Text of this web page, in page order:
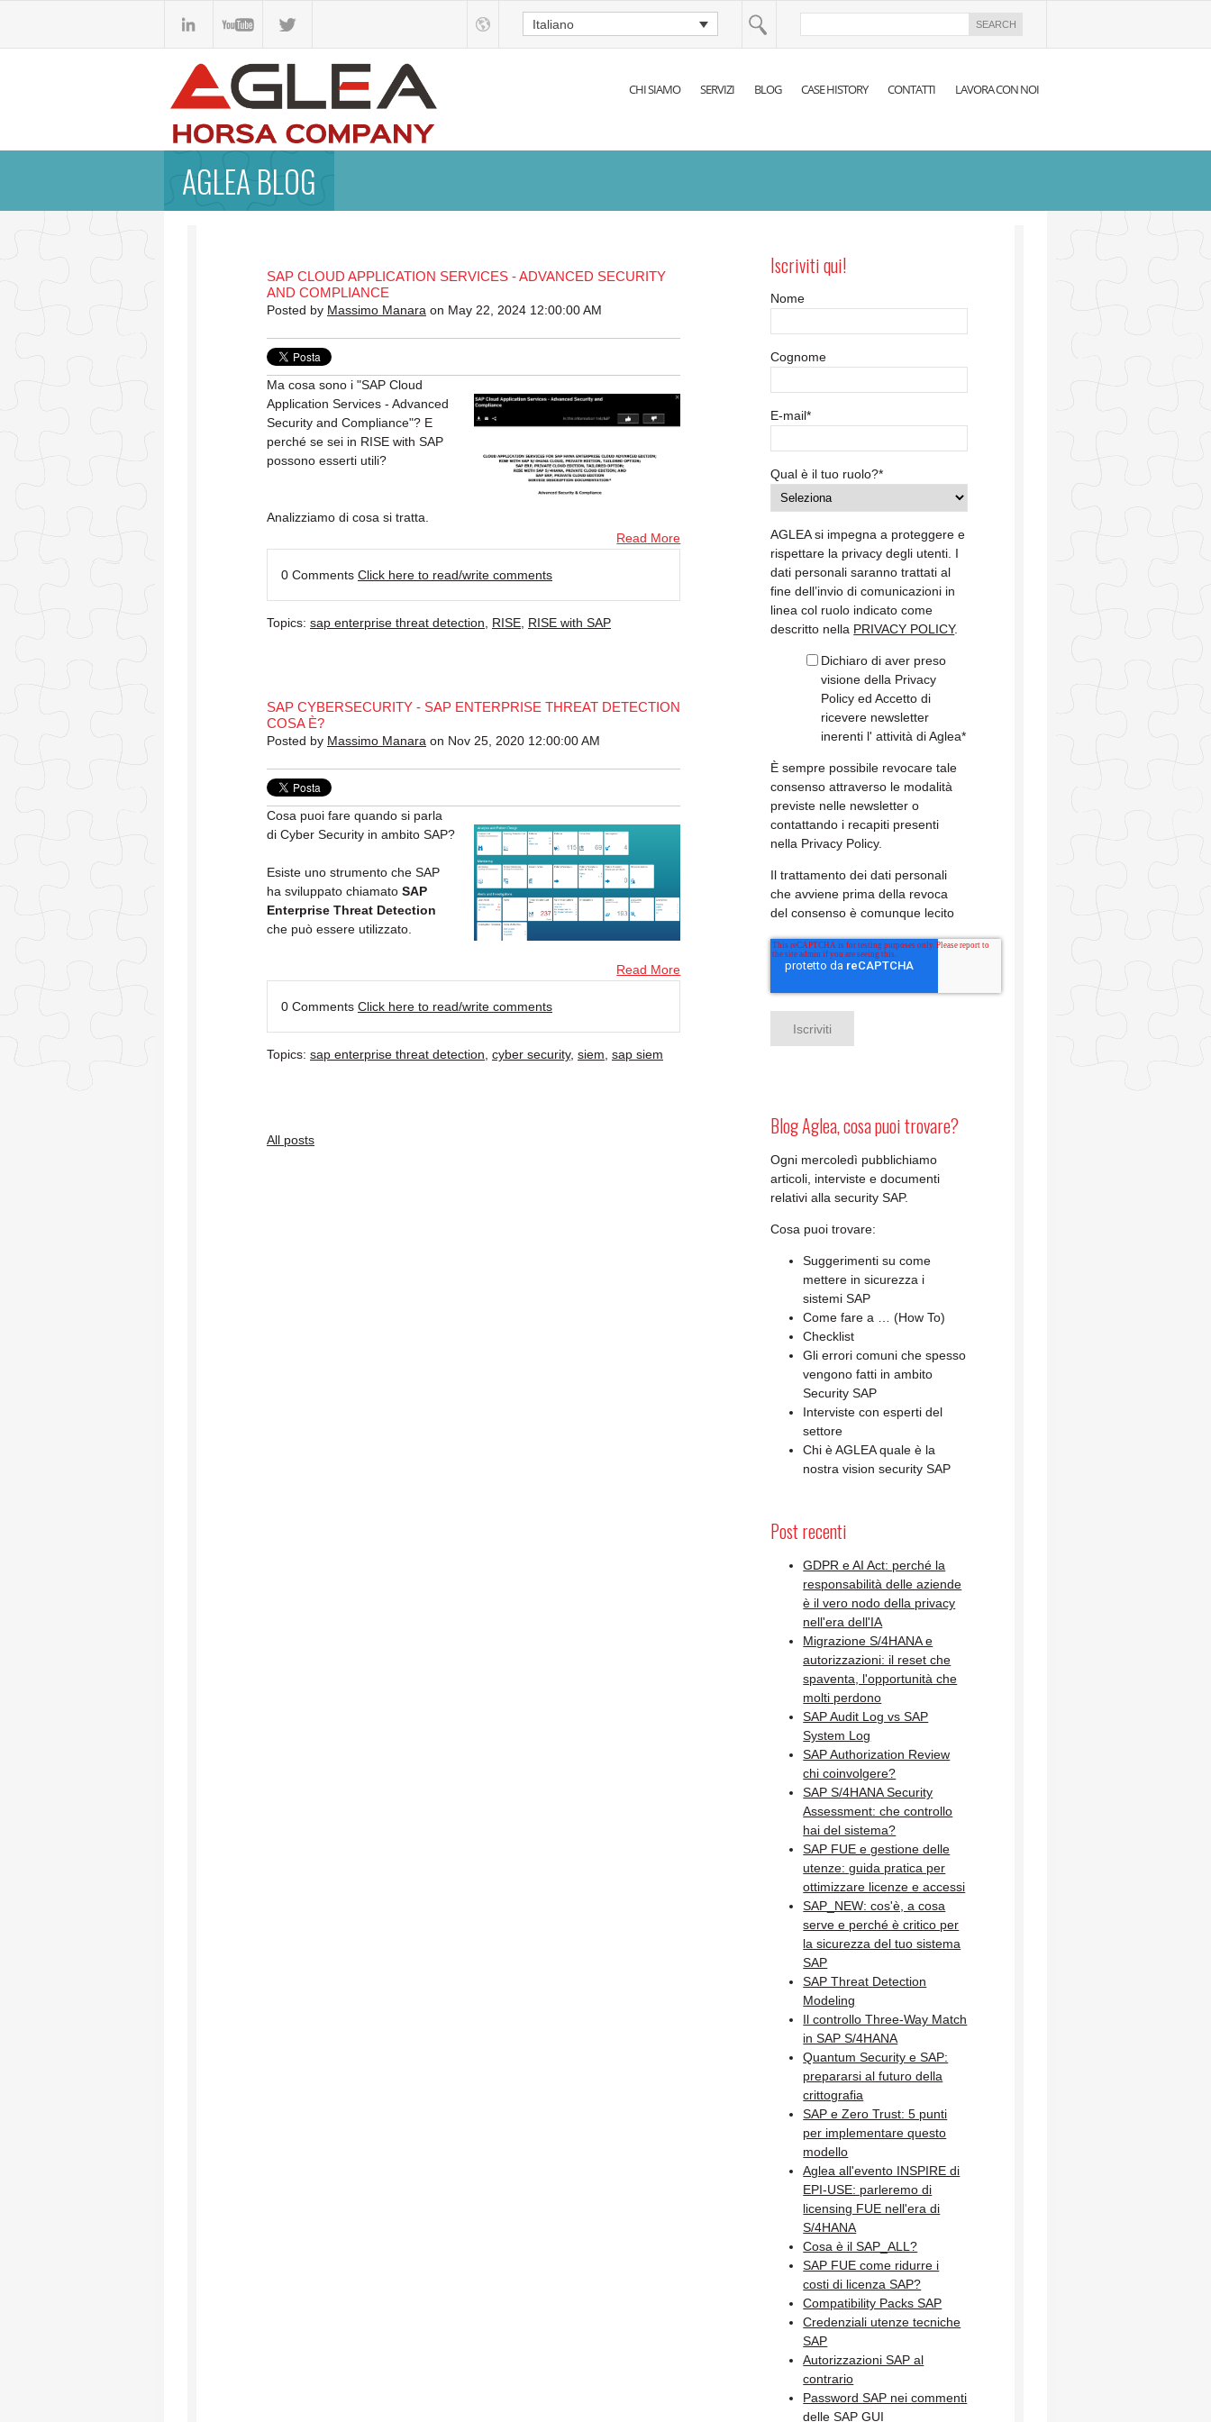
Italiano
CHI SIAMO SERVIZI BLOG CASE HISTORY CONTATTI LAVORA CON NOI
AGLEA BLOG
SAP CLOUD APPLICATION SERVICES - ADVANCED SECURITY
AND COMPLIANCE
Posted by Massimo Manara on May 22, 2024 12:00:00 AM
Ma cosa sono i "SAP Cloud
Application Services - Advanced
Security and Compliance"? E
perché se sei in RISE with SAP
possono esserti utili?
Analizziamo di cosa si tratta.
Read More
0 Comments Click here to read/write comments
Topics: sap enterprise threat detection, RISE, RISE with SAP
SAP CYBERSECURITY - SAP ENTERPRISE THREAT DETECTION
COSA È?
Posted by Massimo Manara on Nov 25, 2020 12:00:00 AM
Cosa puoi fare quando si parla
di Cyber Security in ambito SAP?
Esiste uno strumento che SAP
ha sviluppato chiamato SAP
Enterprise Threat Detection
che può essere utilizzato.
Read More
0 Comments Click here to read/write comments
Topics: sap enterprise threat detection cyber security, siem sap siem
All posts
Iscriviti qui!
Nome
Cognome
E-mail*
Qual è il tuo ruolo?*
AGLEA si impegna a proteggere e
rispettare la privacy degli utenti. I
dati personali saranno trattati al
fine dell’invio di comunicazioni in
linea col ruolo indicato come
descritto nella PRIVACY POLICY.
Dichiaro di aver preso
visione della Privacy
Policy ed Accetto di
ricevere newsletter
inerenti l' attività di Aglea*
È sempre possibile revocare tale
consenso attraverso le modalità
previste nelle newsletter o
contattando i recapiti presenti
nella Privacy Policy.
Il trattamento dei dati personali
che avviene prima della revoca
del consenso è comunque lecito
Blog Aglea, cosa puoi trovare?
Ogni mercoledì pubblichiamo
articoli, interviste e documenti
relativi alla security SAP.
Cosa puoi trovare:
Suggerimenti su come
mettere in sicurezza i
sistemi SAP
Come fare a … (How To)
Checklist
Gli errori comuni che spesso
vengono fatti in ambito
Security SAP
Interviste con esperti del
settore
Chi è AGLEA quale è la
nostra vision security SAP
Post recenti
GDPR e AI Act: perché la
responsabilità delle aziende
è il vero nodo della privacy
nell'era dell'IA
Migrazione S/4HANA e
autorizzazioni: il reset che
spaventa, l'opportunità che
molti perdono
SAP Audit Log vs SAP
System Log
SAP Authorization Review
chi coinvolgere?
SAP S/4HANA Security
Assessment: che controllo
hai del sistema?
SAP FUE e gestione delle
utenze: guida pratica per
ottimizzare licenze e accessi
SAP_NEW: cos'è, a cosa
serve e perché è critico per
la sicurezza del tuo sistema
SAP
SAP Threat Detection
Modeling
Il controllo Three-Way Match
in SAP S/4HANA
Quantum Security e SAP:
prepararsi al futuro della
crittografia
SAP e Zero Trust: 5 punti
per implementare questo
modello
Aglea all'evento INSPIRE di
EPI-USE: parleremo di
licensing FUE nell'era di
S/4HANA
Cosa è il SAP_ALL?
SAP FUE come ridurre i
costi di licenza SAP?
Compatibility Packs SAP
Credenziali utenze tecniche
SAP
Autorizzazioni SAP al
contrario
Password SAP nei commenti
delle SAP GUI